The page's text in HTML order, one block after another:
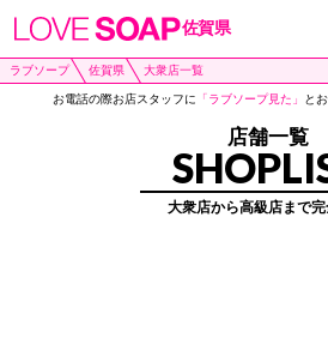
佐賀県
ラブソープ 佐賀県 大衆店一覧
お電話の際お店スタッフに 「ラブソープ見た」 と
店舗一覧
大衆店から高級店まで